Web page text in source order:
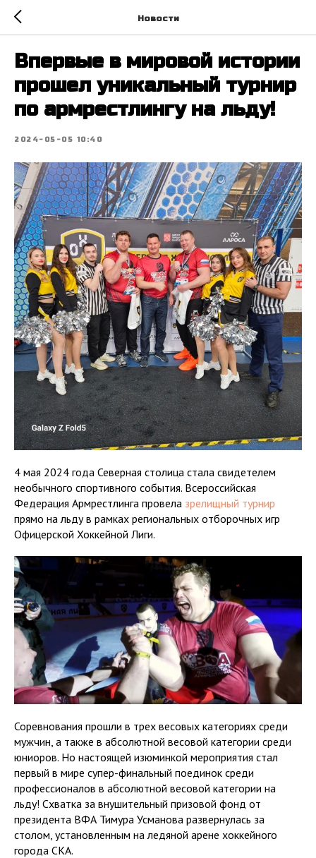
Новости
Впервые в мировой истории
прошел уникальный турнир
по армрестлингу на льду!
2024-05-05 10:40
4 мая 2024 года Северная столица стала свидетелем
необычного спортивного события. Всероссийская
Федерация Армрестлинга провела зрелищный турнир
прямо на льду в рамках региональных отборочных игр
Офицерской Хоккейной Лиги.
Соревнования прошли в трех весовых категориях среди
мужчин, а также в абсолютной весовой категории среди
юниоров. Но настоящей изюминкой мероприятия стал
первый в мире супер-финальный поединок среди
профессионалов в абсолютной весовой категории на
льду! Схватка за внушительный призовой фонд от
президента ВФА Тимура Усманова развернулась за
столом, установленным на ледяной арене хоккейного
города СКА.